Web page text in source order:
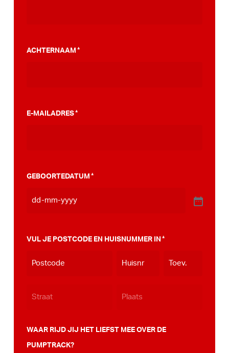
ACHTERNAAM *
E-MAILADRES*
GEBOORTEDATUM *
VUL JE POSTCODE EN HUISNUMMER IN *
WAAR RIJD JIJ HET LIEFST MEE OVER DE
PUMPTRACK?